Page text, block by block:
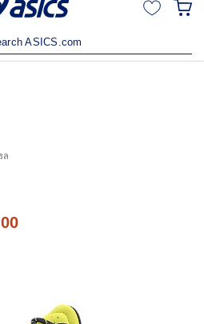
เข้าร่วม OneASICS™ เพื่อ
ASICS.com
ล